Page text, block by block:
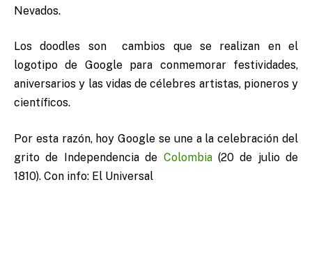
Nevados.
Los doodles son cambios que se realizan en el
logotipo de Google para conmemorar festividades,
aniversarios y las vidas de célebres artistas, pioneros y
científicos.
Por esta razón, hoy Google se une a la celebración del
grito de Independencia de Colombia(20 de julio de
1810). Con info: El Universal